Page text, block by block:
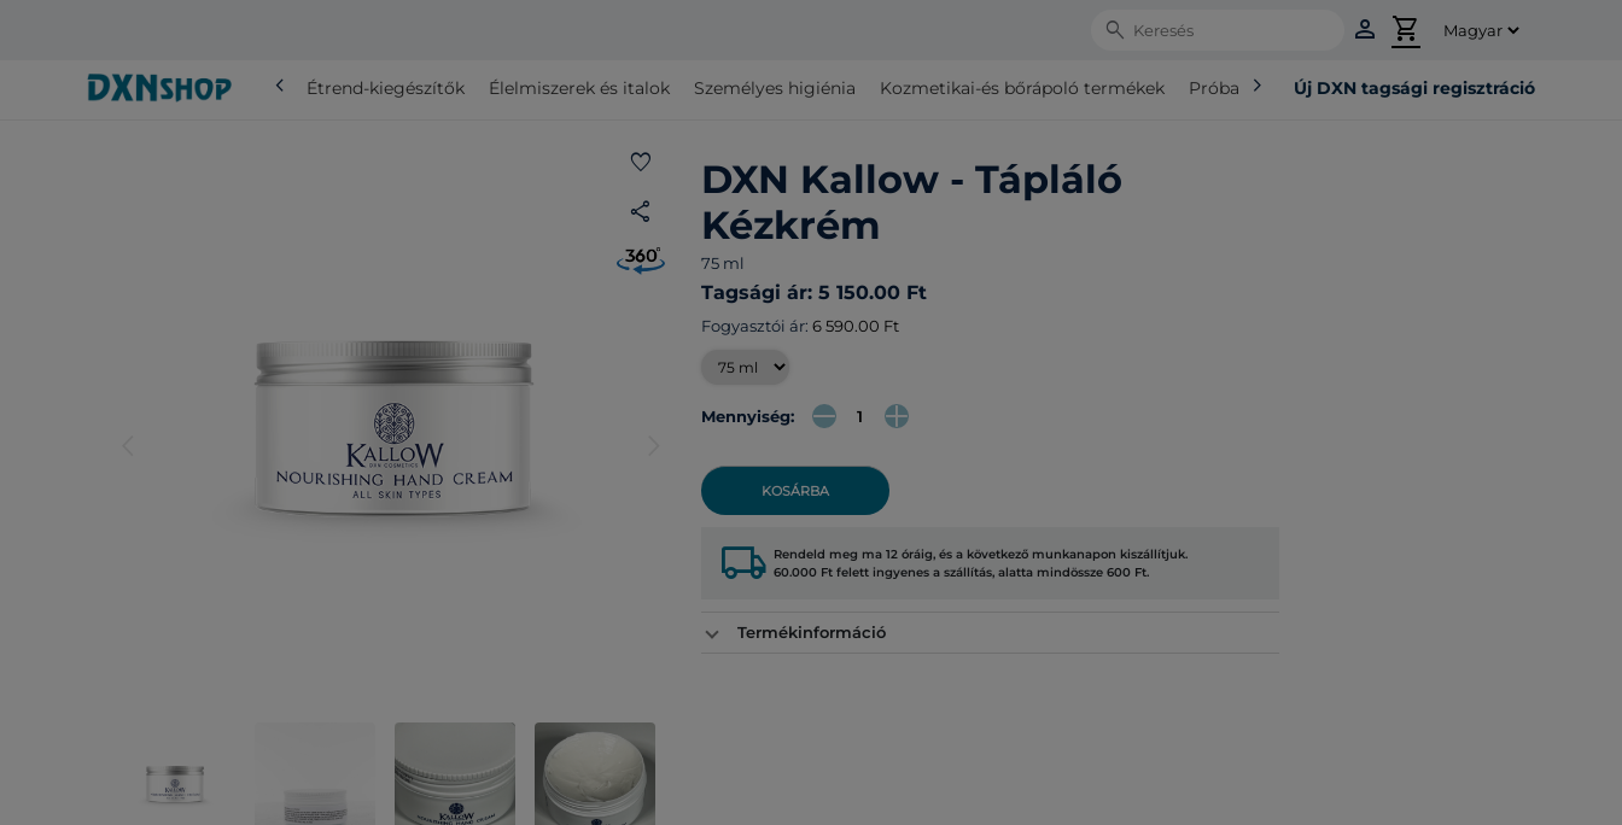
Search person shopping_cart
chevron_left chevron_right
Összes Étrend-kiegészítők Élelmiszerek és italok Személyes higiénia Kozmetikai-és bőrápoló termékek Próba csomagÚj DXN tagsági regisztráció
favorite
share
DXN Kallow - Tápláló
Kézkrém
75 ml
Tagsági ár: 5 150.00 Ft
Fogyasztói ár: 6 590.00 Ft
Mennyiség:
KOSÁRBA
local_shipping Rendeld meg ma 12 óráig, és a következő munkanapon kiszállítjuk.
60.000 Ft felett ingyenes a szállítás, alatta mindössze 600 Ft.
Termékinformáció